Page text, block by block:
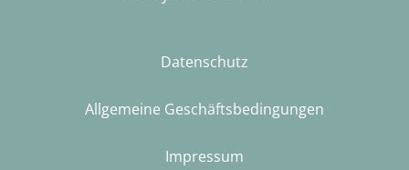
Datenschutz
Allgemeine Geschäftsbedingungen
Impressum